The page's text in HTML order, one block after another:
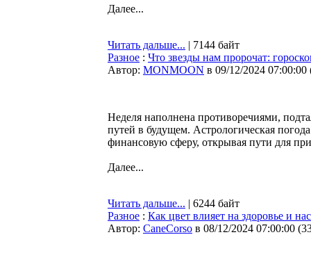
Далее...
Читать дальше... | 7144 байт
Разное : Что звезды нам пророчат:
Автор: MONMOON в 09/12/2024 07:00:00
Неделя наполнена противоречиями,
путей в будущем. Астрологическая
финансовую сферу, открывая пути для
Далее...
Читать дальше... | 6244 байт
Разное : Как цвет влияет на здоровье и
Автор: CaneCorso в 08/12/2024 07:00:00 (